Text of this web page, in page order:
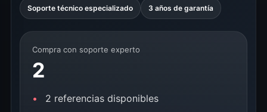
Soporte técnico especializado 3 años de garantía
Compra con soporte experto
2
2 referencias disponibles